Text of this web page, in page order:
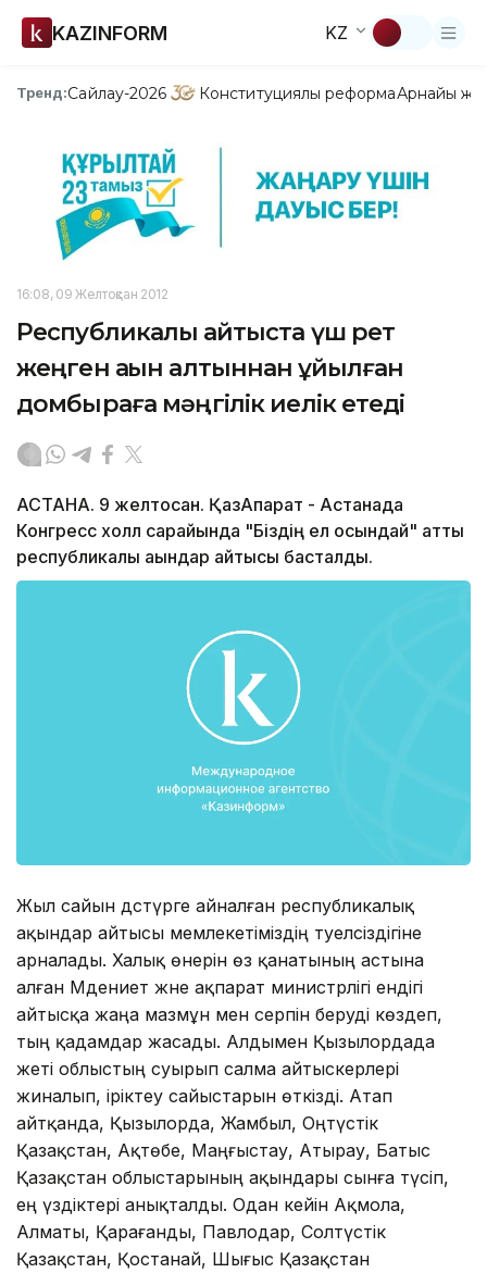
KAZINFORM KZ
Тренд:Сайлау-2026 Конституциялық реформаАрнайы
16:08, 09 Желтоқсан 2012
Республикалық айтыста үш рет
жеңген ақын алтыннан құйылған
домбыраға мәңгілік иелік етеді
АСТАНА. 9 желтоқсан. ҚазАқпарат - Астанада
Конгресс холл сарайында "Біздің ел осындай" атты
республикалық ақындар айтысы басталды.
Жыл сайын дәстүрге айналған республикалық
ақындар айтысы мемлекетіміздің тәуелсіздігіне
арналады. Халық өнерін өз қанатының астына
алған Мәдениет және ақпарат министрлігі ендігі
айтысқа жаңа мазмұн мен серпін беруді көздеп,
тың қадамдар жасады. Алдымен Қызылордада
жеті облыстың суырып салма айтыскерлері
жиналып, іріктеу сайыстарын өткізді. Атап
айтқанда, Қызылорда, Жамбыл, Оңтүстік
Қазақстан, Ақтөбе, Маңғыстау, Атырау, Батыс
Қазақстан облыстарының ақындары сынға түсіп,
ең үздіктері анықталды. Одан кейін Ақмола,
Алматы, Қарағанды, Павлодар, Солтүстік
Қазақстан, Қостанай, Шығыс Қазақстан